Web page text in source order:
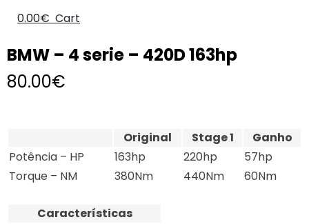
0.00€ Cart
BMW – 4 serie – 420D 163hp
80.00€
Original Stage 1
Ganho
Potência – HP
163hp 220hp
57hp
Torque – NM
380Nm 440Nm 60Nm
Características